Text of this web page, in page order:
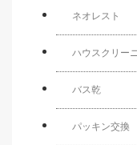
ネオレスト
ハウスクリー
バス乾
パッキン交換